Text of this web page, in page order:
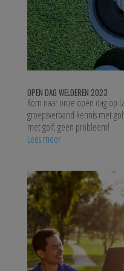
OPEN DAG WELDEREN 2023
Kom naar onze open dag op
groepsverband kennis met
met golf, geen probleem!
Lees meer